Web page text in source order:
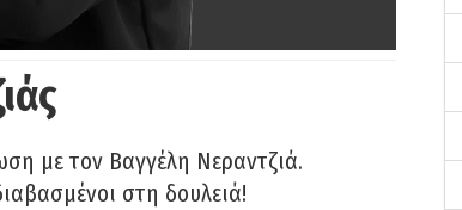
με τον Βαγγέλη Νεραντζιά.
στη δουλειά!